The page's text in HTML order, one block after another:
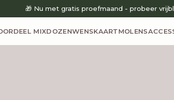
🎁 Nu met gratis proefmaand - probeer
MIXDOZENWENSKAARTMOLENS